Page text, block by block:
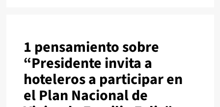
1 pensamiento sobre
“Presidente invita a
hoteleros a participar en
el Plan Nacional de